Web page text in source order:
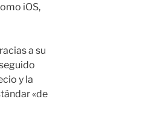
iOS,
a su
y la
«de